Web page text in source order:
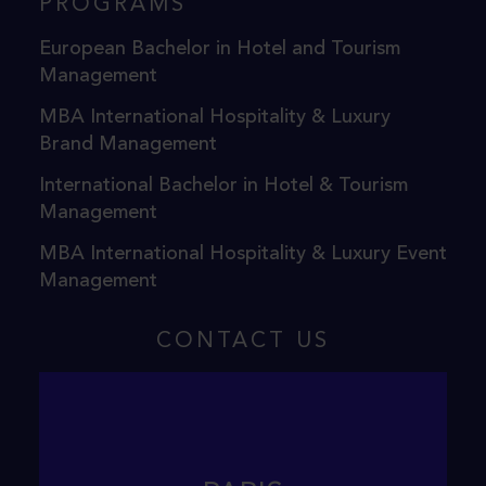
PROGRAMS
European Bachelor in Hotel and Tourism
Management
MBA International Hospitality & Luxury
Brand Management
International Bachelor in Hotel & Tourism
Management
MBA International Hospitality & Luxury Event
Management
CONTACT US